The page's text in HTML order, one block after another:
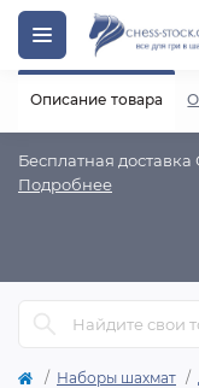
Бесплатная
Подробнее
Наборы шахмат
Описание товара